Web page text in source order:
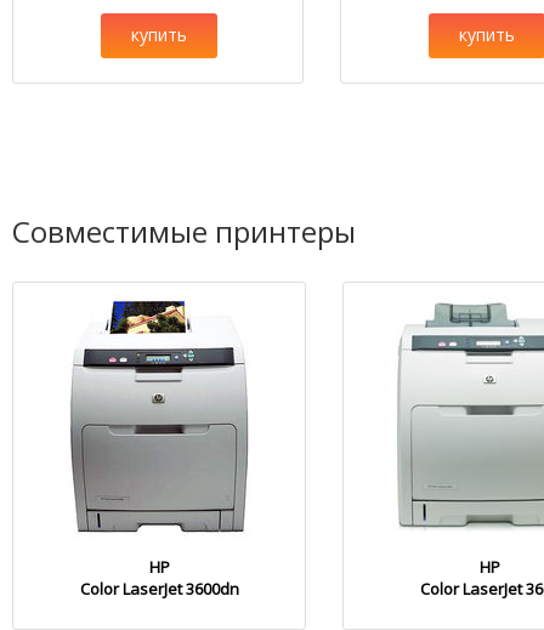
купить купить
Совместимые принтеры
HP
Color LaserJet 3600dn
HP
Color LaserJet